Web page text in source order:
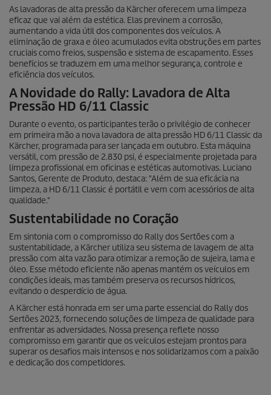
As lavadoras de alta pressão da Kärcher oferecem uma limpeza
eficaz que vai além da estética. Elas previnem a corrosão,
aumentando a vida útil dos componentes dos veículos. A
eliminação de graxa e óleo acumulados evita obstruções em partes
cruciais como freios, suspensão e sistema de escapamento. Esses
benefícios se traduzem em uma melhor segurança, controle e
eficiência dos veículos.
A Novidade do Rally: Lavadora de Alta
Pressão HD 6/11 Classic
Durante o evento, os participantes terão o privilégio de conhecer
em primeira mão a nova lavadora de alta pressão HD 6/11 Classic da
Kärcher, programada para ser lançada em outubro. Esta máquina
versátil, com pressão de 2.830 psi, é especialmente projetada para
limpeza profissional em oficinas e estéticas automotivas. Luciano
Santos, Gerente de Produto, destaca: "Além de sua eficácia na
limpeza, a HD 6/11 Classic é portátil e vem com acessórios de alta
qualidade."
Sustentabilidade no Coração
Em sintonia com o compromisso do Rally dos Sertões com a
sustentabilidade, a Kärcher utiliza seu sistema de lavagem de alta
pressão com alta vazão para otimizar a remoção de sujeira, lama e
óleo. Esse método eficiente não apenas mantém os veículos em
condições ideais, mas também preserva os recursos hídricos,
evitando o desperdício de água.
A Kärcher está honrada em ser uma parte essencial do Rally dos
Sertões 2023, fornecendo soluções de limpeza de qualidade para
enfrentar as adversidades. Nossa presença reflete nosso
compromisso em garantir que os veículos estejam prontos para
superar os desafios mais intensos e nos solidarizamos com a paixão
e dedicação dos competidores.